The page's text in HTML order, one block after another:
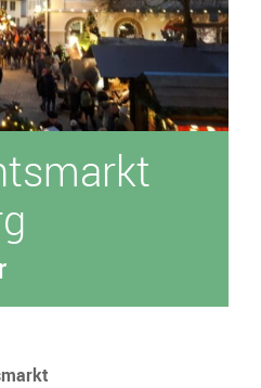
Unser Fuhrpark